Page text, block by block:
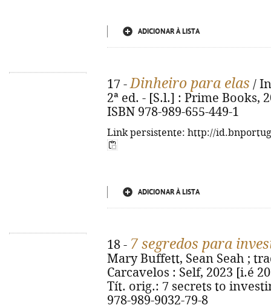
ADICIONAR À LISTA
17 -Dinheiro para elas /
2ª ed. - [S.l.] : Prime Books,
ISBN 978-989-655-449-1
Link persistente: http://
ADICIONAR À LISTA
18 - 7 segredos para
Mary Buffett, Sean Seah ;
Carcavelos : Self, 2023 [i.é
Tít. orig.: 7 secrets to
978-989-9032-79-8